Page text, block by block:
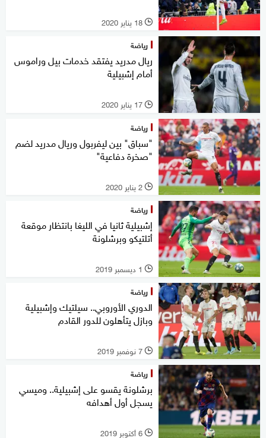
l 18 يناير 2020
رياضة
ريال مدريد يفتقد خدمات بيل وراموس
أمام إشبيلية
l 17 يناير 2020
رياضة
"سباق" بين ليفربول وريال مدريد لضم
"صخرة دفاعية"
l 2 يناير 2020
رياضة
إشبيلية ثانيا في الليغا بانتظار موقعة
أتلتيكو وبرشلونة
l 1 ديسمبر 2019
رياضة
الدوري الأوروبي.. سيلتيك وإشبيلية
وبازل يتأهلون للدور القادم
l 7 نوفمبر 2019
رياضة
برشلونة يقسو على إشبيلية.. وميسي
يسجل أول أهدافه
l 6 أكتوبر 2019